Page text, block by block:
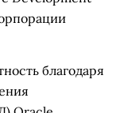
благодаря